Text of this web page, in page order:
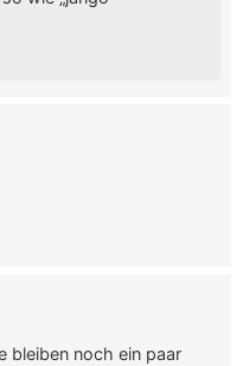
bleiben noch ein paar